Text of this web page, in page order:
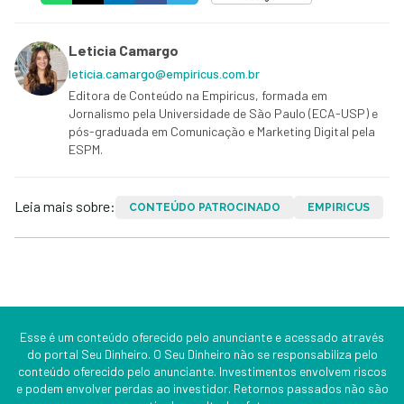
Leticia Camargo
leticia.camargo@empiricus.com.br
Editora de Conteúdo na Empiricus, formada em
Jornalismo pela Universidade de São Paulo (ECA-USP) e
pós-graduada em Comunicação e Marketing Digital pela
ESPM.
Leia mais sobre: CONTEÚDO PATROCINADO EMPIRICUS
Esse é um conteúdo oferecido pelo anunciante e acessado através
do portal Seu Dinheiro. O Seu Dinheiro não se responsabiliza pelo
conteúdo oferecido pelo anunciante. Investimentos envolvem riscos
e podem envolver perdas ao investidor. Retornos passados não são